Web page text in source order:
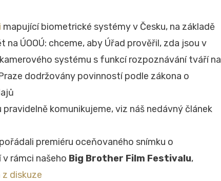
mapující biometrické systémy v Česku, na základě
na ÚOOÚ: chceme, aby Úřad prověřil, zda jsou v
systému s funkcí rozpoznávání tváří na
dodržovány povinností podle zákona o
komunikujeme, viz náš nedávný článek
premiéru oceňovaného snímku o
rámci našeho Big Brother Film Festivalu,
z diskuze